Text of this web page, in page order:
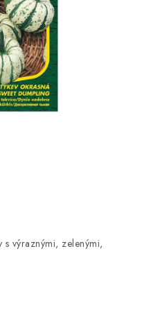
s výraznými, zelenými,